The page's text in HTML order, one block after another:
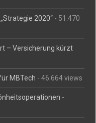
2020“ - 51.470
– Versicherung kürzt
MBTech - 46.664 views
-